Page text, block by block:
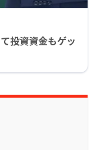
投資資金もゲッ